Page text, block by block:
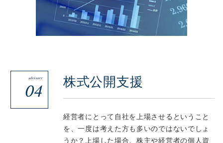
advisory
04 株式公開支援
経営者にとって自社を上場させるということ
を、一度は考えた方も多いのではないでしょ
うか？上場した場合、株主や経営者の個人資